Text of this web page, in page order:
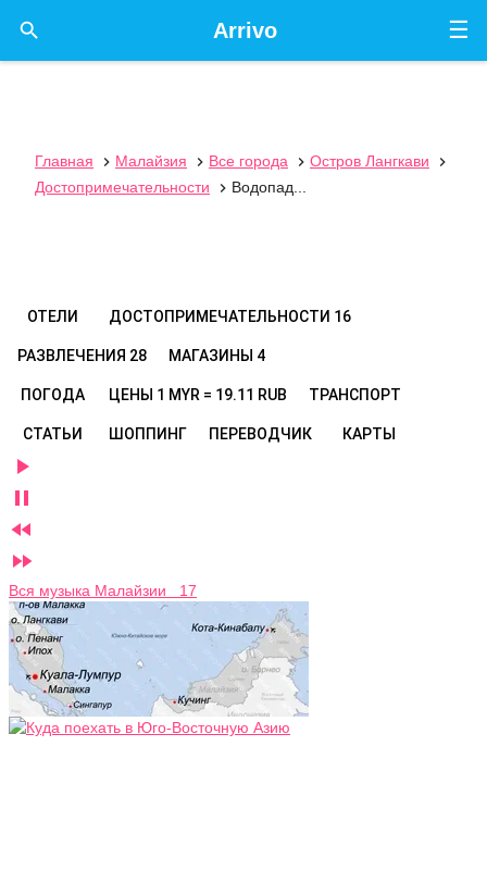
☰
Arrivo

Главная  Малайзия  Все города  Остров Лангкави

Достопримечательности
 Водопад...
ОТЕЛИ ДОСТОПРИМЕЧАТЕЛЬНОСТИ 16
РАЗВЛЕЧЕНИЯ 28 МАГАЗИНЫ 4
ПОГОДА ЦЕНЫ 1 MYR = 19.11 RUB ТРАНСПОРТ
СТАТЬИ ШОППИНГ ПЕРЕВОДЧИК КАРТЫ




Вся музыка Малайзии 17